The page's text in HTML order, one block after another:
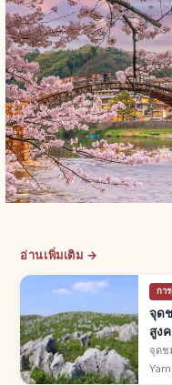
อ่านเพิ่มเติม →
กา
จุด
สูง
จุดช
คือจุ
คา